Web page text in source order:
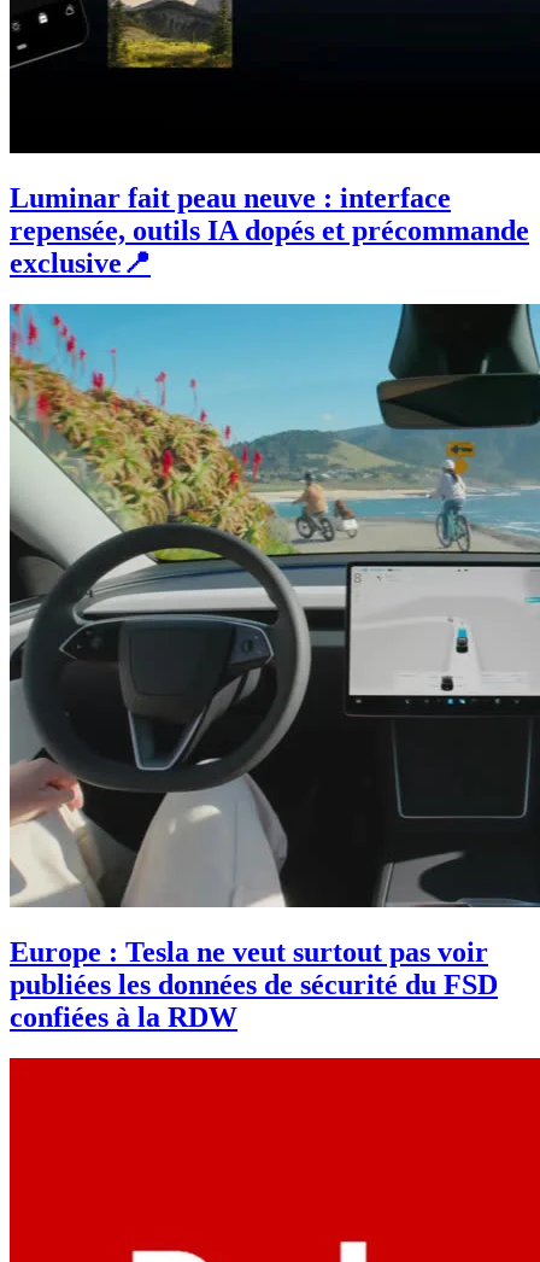
Luminar fait peau neuve : interface
repensée, outils IA dopés et précommande
exclusive📍
Europe : Tesla ne veut surtout pas voir
publiées les données de sécurité du FSD
confiées à la RDW